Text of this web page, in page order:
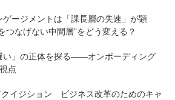
ージメントは「課長層の失速」が顕
なげない中間層”をどう変える？
い」の正体を探る——オンボーディング
点
イジション ビジネス改革のためのキャ